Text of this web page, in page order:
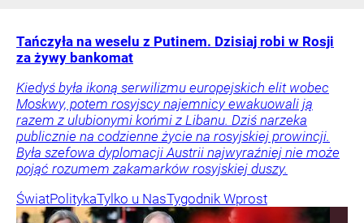
Tańczyła na weselu z Putinem. Dzisiaj robi w Rosji
za żywy bankomat
Kiedyś była ikoną serwilizmu europejskich elit wobec
Moskwy, potem rosyjscy najemnicy ewakuowali ją
razem z ulubionymi końmi z Libanu. Dziś narzeka
publicznie na codzienne życie na rosyjskiej prowincji.
Była szefowa dyplomacji Austrii najwyraźniej nie może
pojąć rozumem zakamarków rosyjskiej duszy.
ŚwiatPolitykaTylko u NasTygodnik Wprost